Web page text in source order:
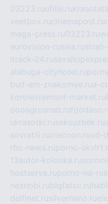
03223.ruufille.ru
veetbox.rucinemapost.ru
mega-press.ru03223.ru
eurovision-russia.ru
itrack-24.ru
alabuga-cityhotel.ru
bud-em-znakomye.rua-
korolevremont-market.ru
oooagrosnab.ru
ukrasotki.ruseksuzbek.ru
sovratili.ruolecoon.ruvd-
rbc-news.ruporno-
13autor-kolonka.ru
hostserve.ruporno-na-
neznobi.rubigfatcc.ru
delfinet.rusilvernano.ru